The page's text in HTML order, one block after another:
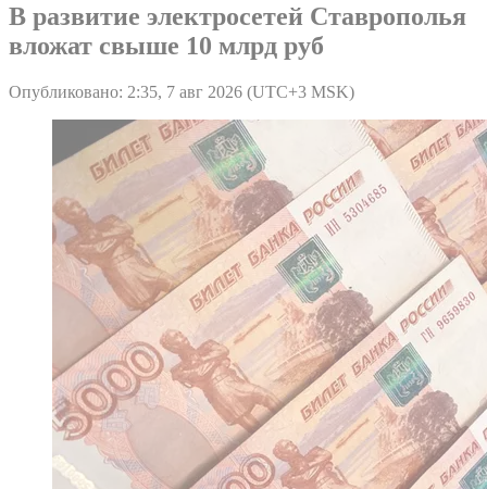
В развитие электросетей Ставрополья
вложат свыше 10 млрд руб
Опубликовано: 2:35, 7 авг 2026 (UTC+3 MSK)